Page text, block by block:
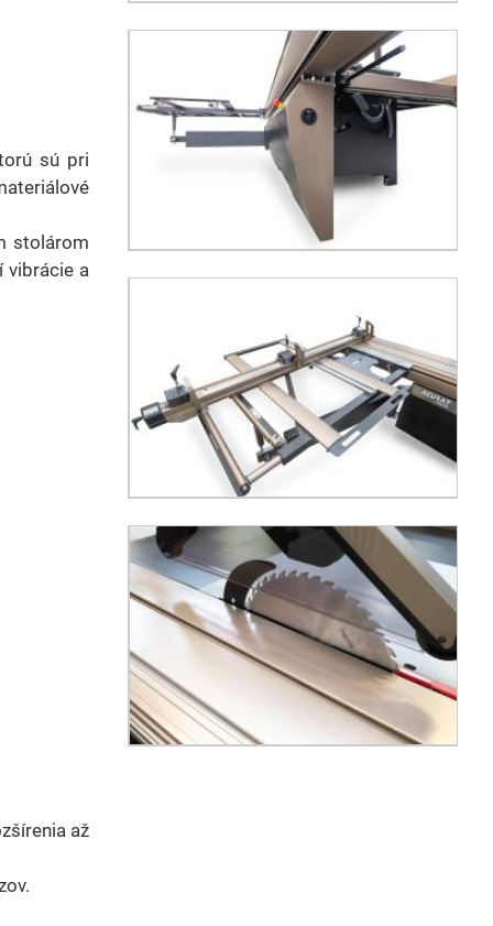
sú pri
stolárom
vibrácie a
až